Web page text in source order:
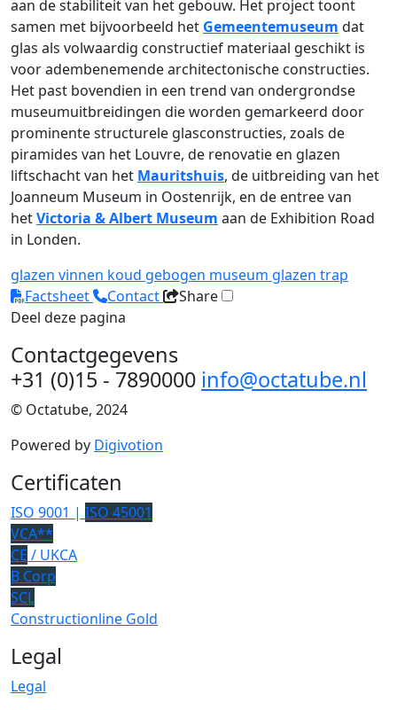
aan de stabiliteit van het gebouw. Het project toont
samen met bijvoorbeeld het Gemeentemuseum dat
glas als volwaardig constructief materiaal geschikt is
voor adembenemende architectonische constructies.
Het past bovendien in een trend van ondergrondse
museumuitbreidingen die worden gemarkeerd door
prominente structurele glasconstructies, zoals de
piramides van het Louvre, de renovatie en glazen
liftschacht van het Mauritshuis, de uitbreiding van het
Joanneum Museum in Oostenrijk, en de entree van
hetVictoria & Albert Museum aan de Exhibition Road
in Londen.
glazen vinnen koud gebogen museum glazen trap
Factsheet
Contact
Share
Deel deze pagina
Contactgegevens
+31 (0)15 - 7890000 info@octatube.nl
© Octatube, 2024
Powered by Digivotion
Certificaten
ISO 9001 | ISO 45001
VCA**
CE / UKCA
B Corp
SCL
Constructionline Gold
Legal
Legal